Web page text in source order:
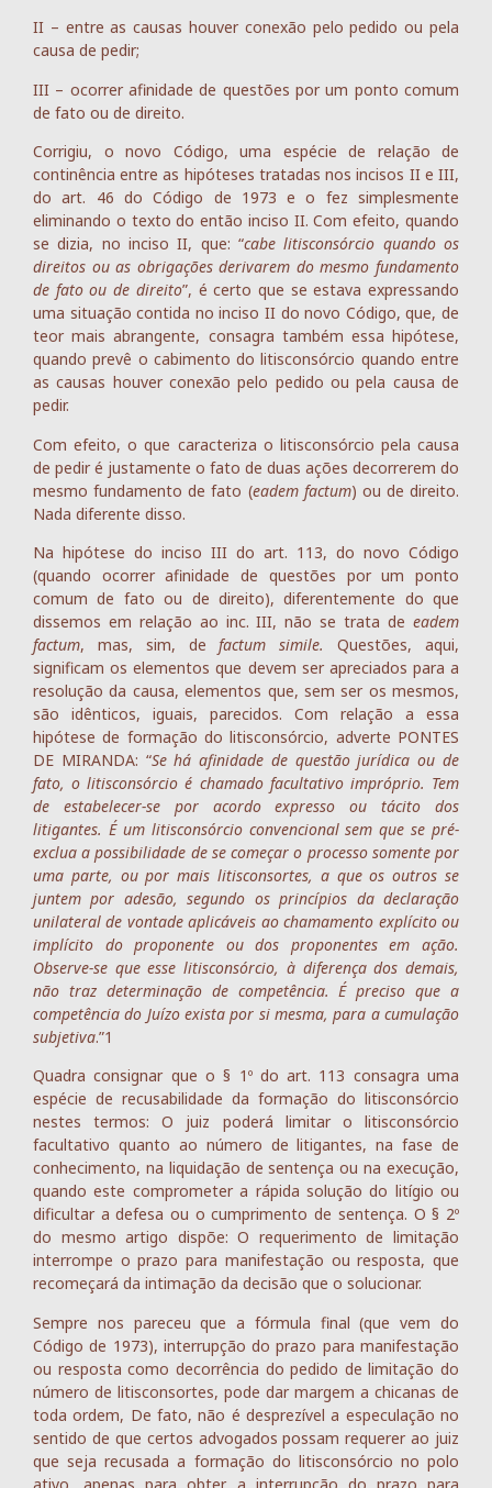
II – entre as causas houver conexão pelo pedido ou pela
causa de pedir;
III – ocorrer afinidade de questões por um ponto comum
de fato ou de direito.
Corrigiu, o novo Código, uma espécie de relação de
continência entre as hipóteses tratadas nos incisos II e III,
do art. 46 do Código de 1973 e o fez simplesmente
eliminando o texto do então inciso II. Com efeito, quando
se dizia, no inciso II, que: “cabe litisconsórcio quando os
direitos ou as obrigações derivarem do mesmo fundamento
de fato ou de direito”, é certo que se estava expressando
uma situação contida no inciso II do novo Código, que, de
teor mais abrangente, consagra também essa hipótese,
quando prevê o cabimento do litisconsórcio quando entre
as causas houver conexão pelo pedido ou pela causa de
pedir.
Com efeito, o que caracteriza o litisconsórcio pela causa
de pedir é justamente o fato de duas ações decorrerem do
mesmo fundamento de fato (eadem factum) ou de direito.
Nada diferente disso.
Na hipótese do inciso III do art. 113, do novo Código
(quando ocorrer afinidade de questões por um ponto
comum de fato ou de direito), diferentemente do que
dissemos em relação ao inc. III, não se trata de eadem
factum, mas, sim, defactum simile.
Questões, aqui,
significam os elementos que devem ser apreciados para a
resolução da causa, elementos que, sem ser os mesmos,
são idênticos, iguais, parecidos. Com relação a essa
hipótese de formação do litisconsórcio, adverte PONTES
DE MIRANDA: “Se há afinidade de questão jurídica ou de
fato, o litisconsórcio é chamado facultativo impróprio. Tem
de estabelecer-se por acordo expresso ou tácito dos
litigantes. É um litisconsórcio convencional sem que se pré-
exclua a possibilidade de se começar o processo somente por
uma parte, ou por mais litisconsortes, a que os outros se
juntem por adesão, segundo os princípios da declaração
unilateral de vontade aplicáveis ao chamamento explícito ou
implícito do proponente ou dos proponentes em ação.
Observe-se que esse litisconsórcio, à diferença dos demais,
não traz determinação de competência. É preciso que a
competência do Juízo exista por si mesma, para a cumulação
subjetiva.”1
Quadra consignar que o § 1º do art. 113 consagra uma
espécie de recusabilidade da formação do litisconsórcio
nestes termos: O juiz poderá limitar o litisconsórcio
facultativo quanto ao número de litigantes, na fase de
conhecimento, na liquidação de sentença ou na execução,
quando este comprometer a rápida solução do litígio ou
dificultar a defesa ou o cumprimento de sentença. O § 2º
do mesmo artigo dispõe: O requerimento de limitação
interrompe o prazo para manifestação ou resposta, que
recomeçará da intimação da decisão que o solucionar.
Sempre nos pareceu que a fórmula final (que vem do
Código de 1973), interrupção do prazo para manifestação
ou resposta como decorrência do pedido de limitação do
número de litisconsortes, pode dar margem a chicanas de
toda ordem, De fato, não é desprezível a especulação no
sentido de que certos advogados possam requerer ao juiz
que seja recusada a formação do litisconsórcio no polo
ativo, apenas para obter a interrupção do prazo para